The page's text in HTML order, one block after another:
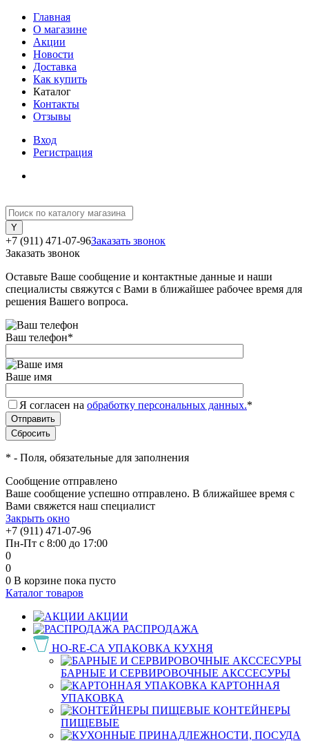
Главная
О магазине
Акции
Новости
Доставка
Как купить
Каталог
Контакты
Отзывы
Вход
Регистрация
+7 (911) 471-07-96Заказать звонок
Заказать звонок
Оставьте Ваше сообщение и контактные данные и наши
специалисты свяжутся с Вами в ближайшее рабочее время для
решения Вашего вопроса.
Ваш телефон*
Ваше имя
Я согласен на обработку персональных данных.*
* - Поля, обязательные для заполнения
Сообщение отправлено
Ваше сообщение успешно отправлено. В ближайшее время с
Вами свяжется наш специалист
Закрыть окно
+7 (911) 471-07-96
Пн-Пт с 8:00 до 17:00
0
0
0 В корзине пока пусто
Каталог товаров
АКЦИИ
РАСПРОДАЖА
HO-RE-CA УПАКОВКА КУХНЯ
БАРНЫЕ И СЕРВИРОВОЧНЫЕ АКССЕСУРЫ
КАРТОННАЯ
УПАКОВКА
КОНТЕЙНЕРЫ
ПИЩЕВЫЕ